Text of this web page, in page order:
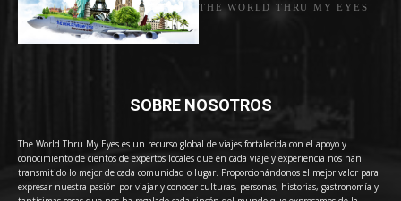
THE WORLD THRU MY EYES
SOBRE NOSOTROS
The World Thru My Eyes es un recurso global de viajes fortalecida con el apoyo y
conocimiento de cientos de expertos locales que en cada viaje y experiencia nos han
transmitido lo mejor de cada comunidad o lugar. Proporcionándonos el mejor valor para
expresar nuestra pasión por viajar y conocer culturas, personas, historias, gastronomía y